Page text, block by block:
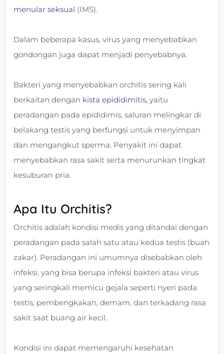
menular seksual (IMS).
Dalam beberapa kasus, virus yang menyebabkan
gondongan juga dapat menjadi penyebabnya.
Bakteri yang menyebabkan orchitis sering kali
berkaitan dengan kista epididimitis, yaitu
peradangan pada epididimis, saluran melingkar di
belakang testis yang berfungsi untuk menyimpan
dan mengangkut sperma. Penyakit ini dapat
menyebabkan rasa sakit serta menurunkan tingkat
kesuburan pria.
Apa Itu Orchitis?
Orchitis adalah kondisi medis yang ditandai dengan
peradangan pada salah satu atau kedua testis (buah
zakar). Peradangan ini umumnya disebabkan oleh
infeksi, yang bisa berupa infeksi bakteri atau virus
yang seringkali memicu gejala seperti nyeri pada
testis, pembengkakan, demam, dan terkadang rasa
sakit saat buang air kecil.
Kondisi ini dapat memengaruhi kesehatan